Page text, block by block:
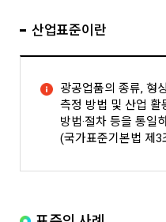
산업표준이란
광공업품의 종류, 형
측정 방법 및 산업 활
방법·절차 등을 통일
(국가표준기본법 제3